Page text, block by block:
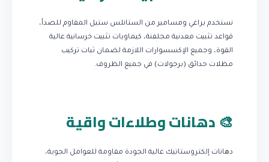
نستخدم براغي ومسامير من الستانلس ستيل المقاوم للصدأ،
قواعد تثبيت معدنية مجلفنة، كيماويات تثبيت خرسانية عالية
القوة، وجميع الإكسسوارات اللازمة لضمان ثبات تركيب
مظلات حدائق (برجولات) في جميع الظروف.
🎨 دهانات وطلاءات واقية
دهانات إلكتروستاتيك عالية الجودة مقاومة للعوامل الجوية،